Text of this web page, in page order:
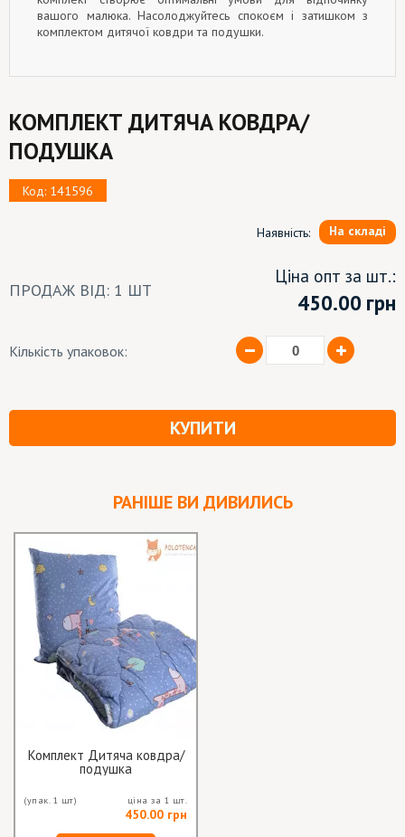
вашого малюка. Насолоджуйтесь спокоєм і затишком з
комплектом дитячої ковдри та подушки.
КОМПЛЕКТ ДИТЯЧА КОВДРА/
ПОДУШКА
Код: 141596
Наявність: На складі
ПРОДАЖ ВІД: 1 ШТ
Ціна опт за шт.:
450.00 грн
Кількість упаковок:
КУПИТИ
РАНІШЕ ВИ ДИВИЛИСЬ
Комплект Дитяча ковдра/
подушка
(упак. 1 шт) ціна за 1 шт.
450.00 грн